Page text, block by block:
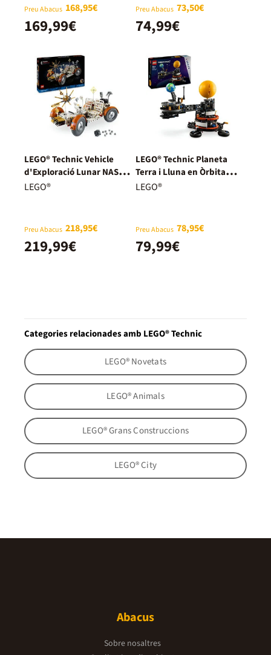
Preu Abacus 168,95€
169,99€
Preu Abacus 73,50€
74,99€
LEGO® Technic Vehicle
d'Exploració Lunar NASA
Apollo 42182
LEGO®
Preu Abacus 218,95€
219,99€
LEGO® Technic Planeta
Terra i Lluna en Òrbita
42179
LEGO®
Preu Abacus 78,95€
79,99€
Categories relacionades amb LEGO® Technic
LEGO® Novetats
LEGO® Animals
LEGO® Grans Construccions
LEGO® City
Abacus
Sobre nosaltres